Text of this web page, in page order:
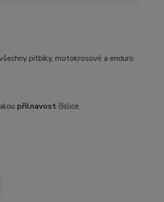
pitbiky, motokrosové a enduro
přilnavost číslice.